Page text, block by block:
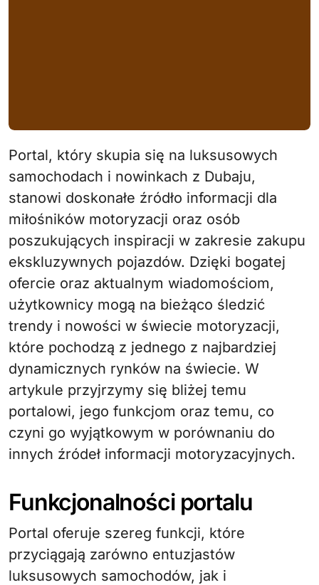
Portal, który skupia się na luksusowych
samochodach i nowinkach z Dubaju,
stanowi doskonałe źródło informacji dla
miłośników motoryzacji oraz osób
poszukujących inspiracji w zakresie zakupu
ekskluzywnych pojazdów. Dzięki bogatej
ofercie oraz aktualnym wiadomościom,
użytkownicy mogą na bieżąco śledzić
trendy i nowości w świecie motoryzacji,
które pochodzą z jednego z najbardziej
dynamicznych rynków na świecie. W
artykule przyjrzymy się bliżej temu
portalowi, jego funkcjom oraz temu, co
czyni go wyjątkowym w porównaniu do
innych źródeł informacji motoryzacyjnych.
Funkcjonalności portalu
Portal oferuje szereg funkcji, które
przyciągają zarówno entuzjastów
luksusowych samochodów, jak i